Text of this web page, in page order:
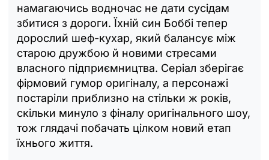
намагаючись водночас не дати сусідам
збитися з дороги. Їхній син Боббі тепер
дорослий шеф-кухар, який балансує між
старою дружбою й новими стресами
власного підприємництва. Серіал зберігає
фірмовий гумор оригіналу, а персонажі
постаріли приблизно на стільки ж років,
скільки минуло з фіналу оригінального шоу,
тож глядачі побачать цілком новий етап
їхнього життя.